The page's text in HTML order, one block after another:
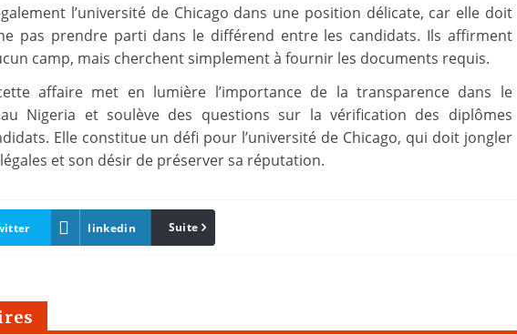
l’université de Chicago dans une position délicate, car elle doit
pas prendre parti dans le différend entre les candidats. Ils affirment
camp, mais cherchent simplement à fournir les documents requis.
affaire met en lumière l’importance de la transparence dans le
Nigeria et soulève des questions sur la vérification des diplômes
Elle constitue un défi pour l’université de Chicago, qui doit jongler
et son désir de préserver sa réputation.
linkedin Pinterest
Suite